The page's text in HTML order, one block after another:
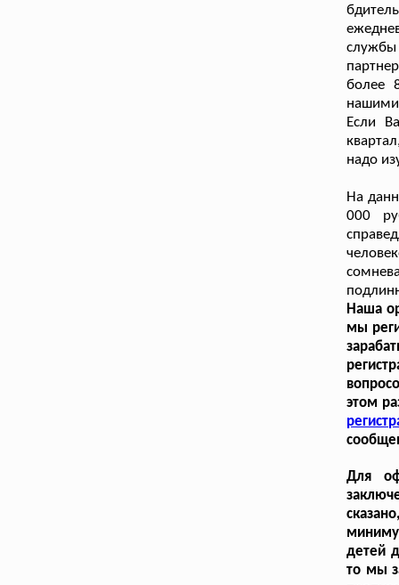
более
нашими
Если
надо
На
000
Наша
мы
этом
Для
детей
то мы